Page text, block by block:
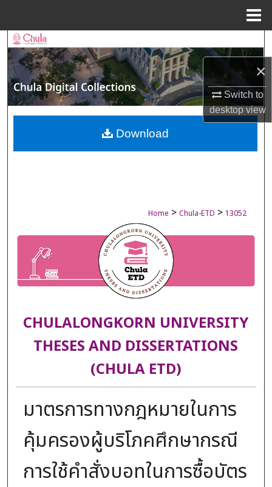
×
Switch to
desktopview
Search
Browse Collections
My Account
About
Home > Chula-ETD > 13052
CHULALONGKORN UNIVERSITY
THESES AND DISSERTATIONS
(CHULA ETD)
มาตรการทางกฎหมายในการ
คุ้มครองผู้บริโภคศึกษากรณี
การใช้คำสั่งบอทในการซื้อบัตร
Download